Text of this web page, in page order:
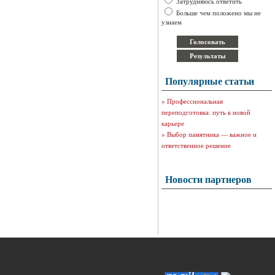
Больше чем положено мы не
узнаем
Популярные статьи
» Профессиональная
переподготовка: путь к новой
карьере
» Выбор памятника — важное и
ответственное решение
Новости партнеров